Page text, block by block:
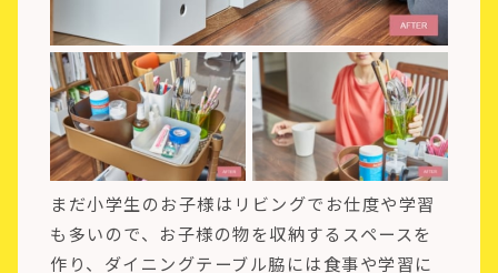
まだ小学生のお子様はリビングでお仕度や学習
も多いので、お子様の物を収納するスペースを
作り、ダイニングテーブル脇には食事や学習に